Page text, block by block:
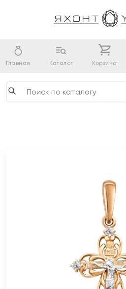
Главная Каталог Корзина